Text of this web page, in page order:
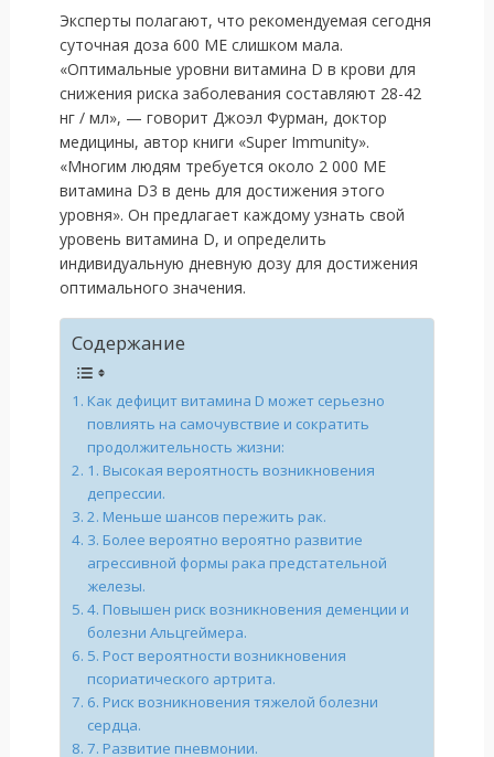
Эксперты полагают, что рекомендуемая сегодня
суточная доза 600 МЕ слишком мала.
«Оптимальные уровни витамина D в крови для
снижения риска заболевания составляют 28-42
нг / мл», — говорит Джоэл Фурман, доктор
медицины, автор книги «Super Immunity».
«Многим людям требуется около 2 000 МЕ
витамина D3 в день для достижения этого
уровня». Он предлагает каждому узнать свой
уровень витамина D, и определить
индивидуальную дневную дозу для достижения
оптимального значения.
Содержание
Как дефицит витамина D может серьезно
повлиять на самочувствие и сократить
продолжительность жизни:
1. Высокая вероятность возникновения
депрессии.
2. Меньше шансов пережить рак.
3. Более вероятно вероятно развитие
агрессивной формы рака предстательной
железы.
4. Повышен риск возникновения деменции и
болезни Альцгеймера.
5. Рост вероятности возникновения
псориатического артрита.
6. Риск возникновения тяжелой болезни
сердца.
7. Развитие пневмонии.